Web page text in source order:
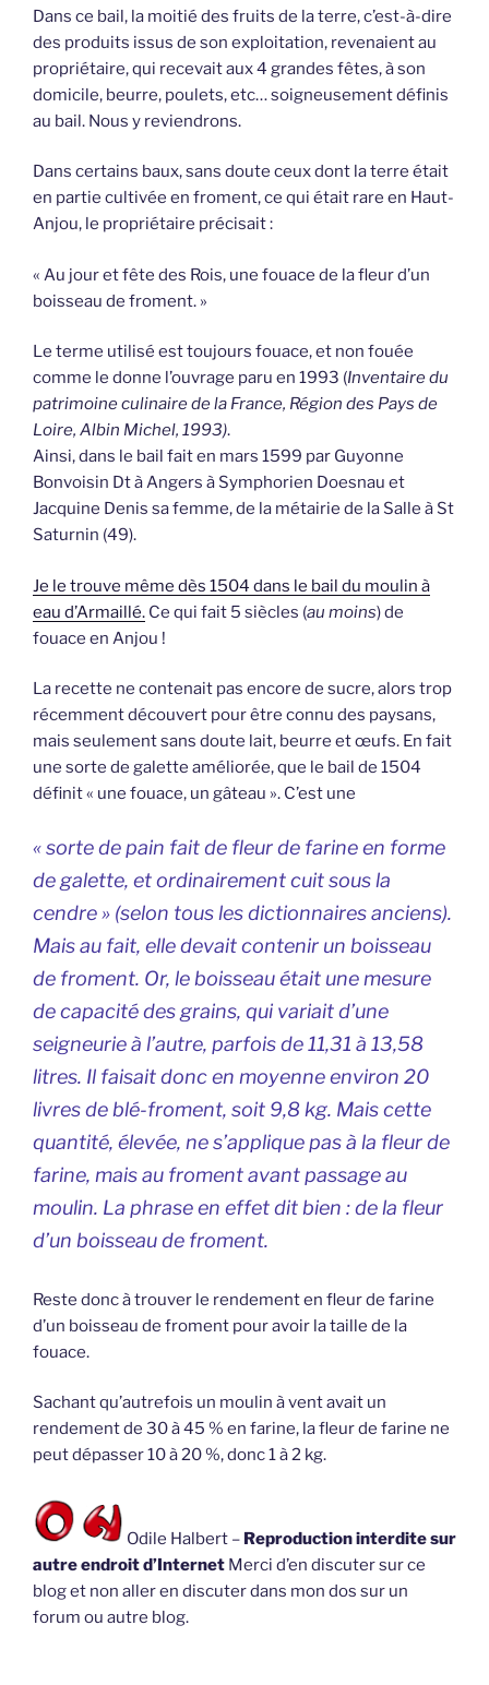
Dans ce bail, la moitié des fruits de la terre, c’est-à-dire
des produits issus de son exploitation, revenaient au
propriétaire, qui recevait aux 4 grandes fêtes, à son
domicile, beurre, poulets, etc… soigneusement définis
au bail. Nous y reviendrons.
Dans certains baux, sans doute ceux dont la terre était
en partie cultivée en froment, ce qui était rare en Haut-
Anjou, le propriétaire précisait :
« Au jour et fête des Rois, une fouace de la fleur d’un
boisseau de froment. »
Le terme utilisé est toujours fouace, et non fouée
comme le donne l’ouvrage paru en 1993 (Inventaire du
patrimoine culinaire de la France, Région des Pays de
Loire, Albin Michel, 1993).
Ainsi, dans le bail fait en mars 1599 par Guyonne
Bonvoisin Dt à Angers à Symphorien Doesnau et
Jacquine Denis sa femme, de la métairie de la Salle à St
Saturnin (49).
Je le trouve même dès 1504 dans le bail du moulin à
eau d’Armaillé. Ce qui fait 5 siècles (au moins) de
fouace en Anjou !
La recette ne contenait pas encore de sucre, alors trop
récemment découvert pour être connu des paysans,
mais seulement sans doute lait, beurre et œufs. En fait
une sorte de galette améliorée, que le bail de 1504
définit « une fouace, un gâteau ». C’est une
« sorte de pain fait de fleur de farine en forme
de galette, et ordinairement cuit sous la
cendre » (selon tous les dictionnaires anciens).
Mais au fait, elle devait contenir un boisseau
de froment. Or, le boisseau était une mesure
de capacité des grains, qui variait d’une
seigneurie à l’autre, parfois de 11,31 à 13,58
litres. Il faisait donc en moyenne environ 20
livres de blé-froment, soit 9,8 kg. Mais cette
quantité, élevée, ne s’applique pas à la fleur de
farine, mais au froment avant passage au
moulin. La phrase en effet dit bien : de la fleur
d’un boisseau de froment.
Reste donc à trouver le rendement en fleur de farine
d’un boisseau de froment pour avoir la taille de la
fouace.
Sachant qu’autrefois un moulin à vent avait un
rendement de 30 à 45 % en farine, la fleur de farine ne
peut dépasser 10 à 20 %, donc 1 à 2 kg.
Odile Halbert – Reproduction interdite sur
autre endroit d’Internet Merci d’en discuter sur ce
blog et non aller en discuter dans mon dos sur un
forum ou autre blog.